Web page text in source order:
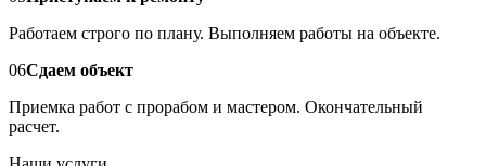
Работаем строго по плану. Выполняем работы на объекте.
06Сдаем объект
Приемка работ с прорабом и мастером. Окончательный
расчет.